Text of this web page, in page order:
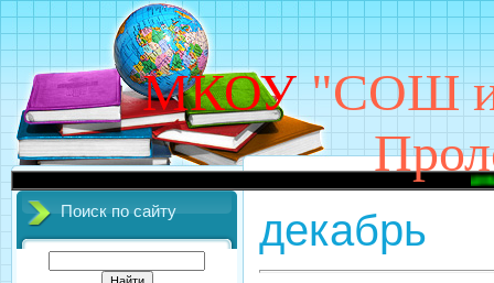
МКОУ "СОШ
ДОБРО
Поиск по сайту декабрь